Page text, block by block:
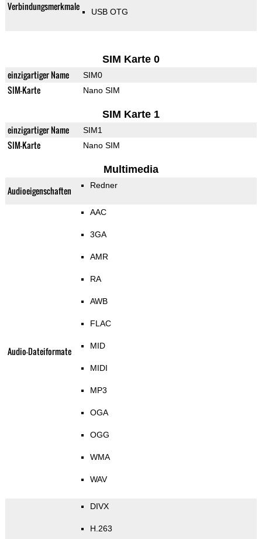
Verbindungsmerkmale USB OTG
SIM Karte 0
einzigartiger Name SIM0
SIM-Karte Nano SIM
SIM Karte 1
einzigartiger Name SIM1
SIM-Karte Nano SIM
Multimedia
Audioeigenschaften Redner
Audio-Dateiformate
AAC
3GA
AMR
RA
AWB
FLAC
MID
MIDI
MP3
OGA
OGG
WMA
WAV
DIVX
H.263